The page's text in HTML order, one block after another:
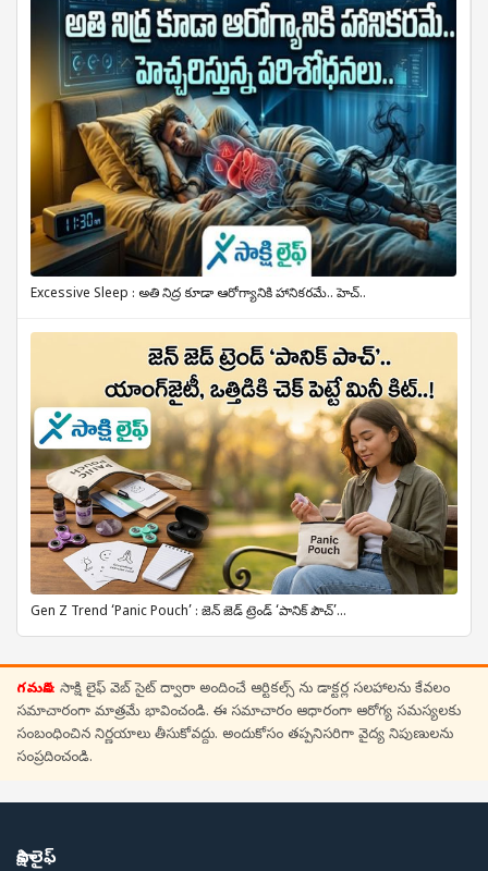
Excessive Sleep : అతి నిద్ర కూడా ఆరోగ్యానికి హానికరమే.. హెచ్..
Gen Z Trend ‘Panic Pouch’ : జెన్ జెడ్ ట్రెండ్ ‘పానిక్ పౌచ్’...
గమనిక: సాక్షి లైఫ్ వెబ్ సైట్ ద్వారా అందించే ఆర్టికల్స్ ను డాక్టర్ల సలహాలను కేవలం
సమాచారంగా మాత్రమే భావించండి. ఈ సమాచారం ఆధారంగా ఆరోగ్య సమస్యలకు
సంబంధించిన నిర్ణయాలు తీసుకోవద్దు. అందుకోసం తప్పనిసరిగా వైద్య నిపుణులను
సంప్రదించండి.
సాక్షి లైఫ్